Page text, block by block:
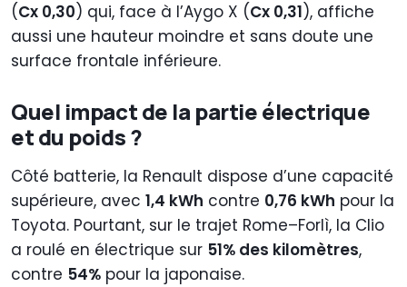
(Cx 0,30) qui, face à l’Aygo X (Cx 0,31), affiche
aussi une hauteur moindre et sans doute une
surface frontale inférieure.
Quel impact de la partie électrique
et du poids ?
Côté batterie, la Renault dispose d’une capacité
supérieure, avec 1,4 kWh contre 0,76 kWh pour la
Toyota. Pourtant, sur le trajet Rome–Forlì, la Clio
a roulé en électrique sur 51% des kilomètres,
contre 54% pour la japonaise.